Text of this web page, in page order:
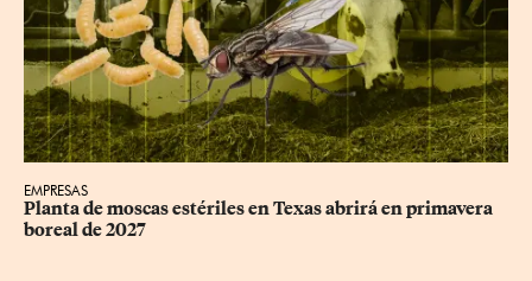
EMPRESAS
Planta de moscas estériles en Texas abrirá en primavera
boreal de 2027